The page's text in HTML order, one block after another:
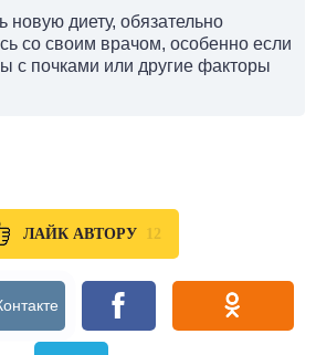
новую диету, обязательно
со своим врачом, особенно если
с почками или другие факторы
ЛАЙК АВТОРУ 12